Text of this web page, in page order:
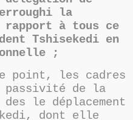
la
rapport à tous ce
Tshisekedi en
;
point, les cadres
passivité de la
le déplacement
dont elle